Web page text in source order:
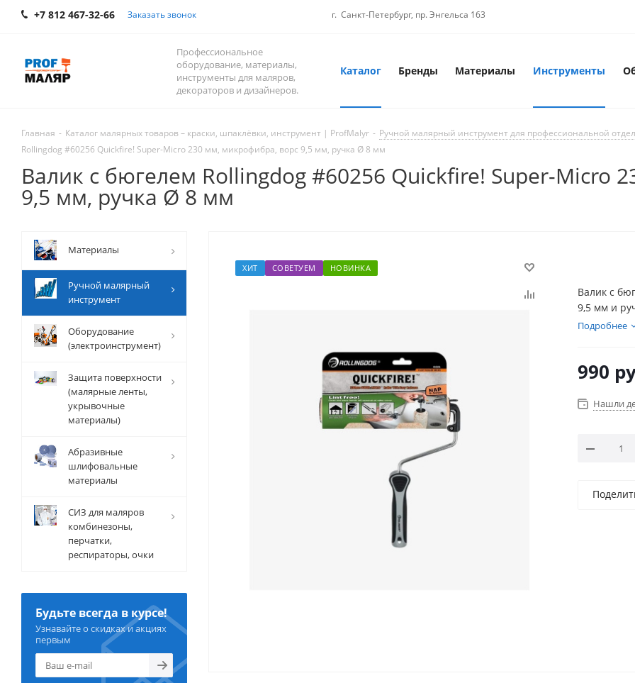
+7 812 467-32-66 Заказать звонок г. Санкт-Петербург, пр. Энгельса 163
Профессиональное
оборудование, материалы,
инструменты для маляров,
декораторов и дизайнеров.
Каталог Бренды Материалы Инструменты
Главная - Каталог малярных товаров – краски, шпаклёвки, инструмент | ProfMalyr - Ручной малярный инструмент для профессиональной
Rollingdog #60256 Quickfire! Super-Micro 230 мм, микрофибра, ворс 9,5 мм, ручка Ø 8 мм
Валик с бюгелем Rollingdog #60256 Quickfire! Super-Micro
9,5 мм, ручка Ø 8 мм
ХИТ СОВЕТУЕМ НОВИНКА
Валик с
9,5 мм и
быструю
Подробнее
990
Нашли
Mатериалы
Ручной малярный
инструмент
Оборудование
(электроинструмент)
Защита поверхности
(малярные ленты,
укрывочные
материалы)
Абразивные
шлифовальные
материалы
СИЗ для маляров
комбинезоны,
перчатки,
респираторы, очки
Будьте всегда в курсе!
Узнавайте о скидках и акциях
первым